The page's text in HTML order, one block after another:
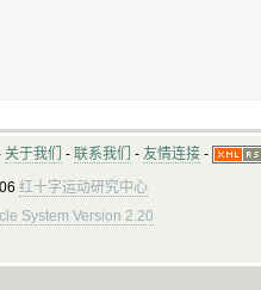
关于我们 - 联系我们 - 友情连接 -
红十字运动研究中心
System Version 2.20